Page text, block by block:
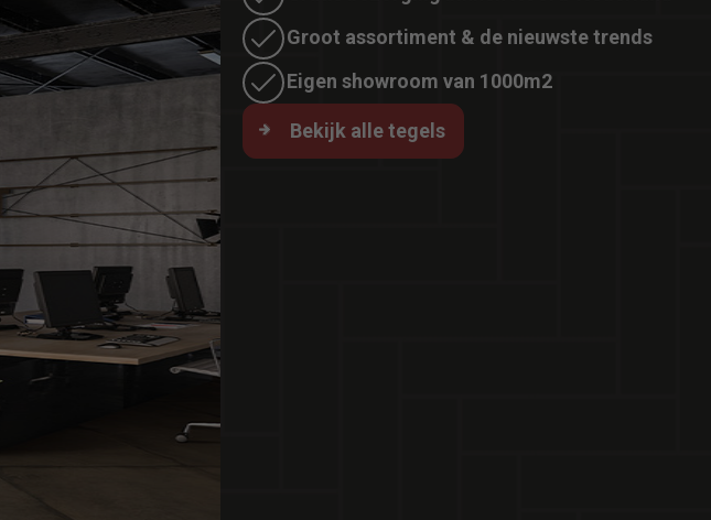
Groot assortiment & de nieuwste trends
Eigen showroom van 1000m2
Bekijk alle tegels